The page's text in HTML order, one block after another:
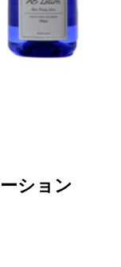
ション